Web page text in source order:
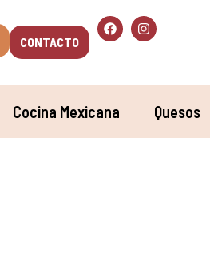
CONTACTO
Cocina Mexicana Quesos